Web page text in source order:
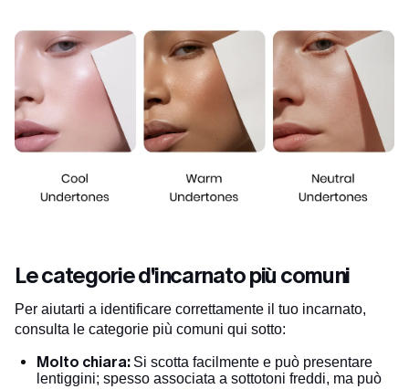
Le categorie d'incarnato più comuni
Per aiutarti a identificare correttamente il tuo incarnato,
consulta le categorie più comuni qui sotto:
Molto chiara: Si scotta facilmente e può presentare
lentiggini; spesso associata a sottotoni freddi, ma può